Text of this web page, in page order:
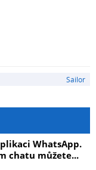
Sailor
WhatsApp.
chatu můžete...